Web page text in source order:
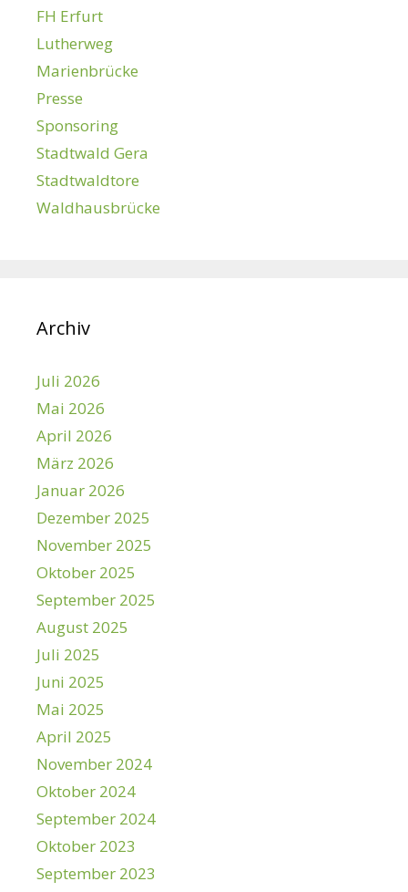
FH Erfurt
Lutherweg
Marienbrücke
Presse
Sponsoring
Stadtwald Gera
Stadtwaldtore
Waldhausbrücke
Archiv
Juli 2026
Mai 2026
April 2026
März 2026
Januar 2026
Dezember 2025
November 2025
Oktober 2025
September 2025
August 2025
Juli 2025
Juni 2025
Mai 2025
April 2025
November 2024
Oktober 2024
September 2024
Oktober 2023
September 2023